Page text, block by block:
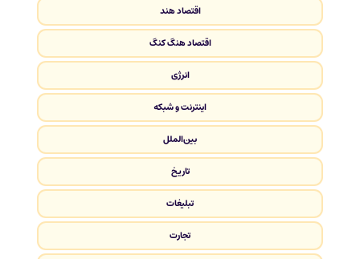
اقتصاد هند
اقتصاد هنگ کنگ
انرژی
اینترنت و شبکه
بین‌الملل
تاریخ
تبلیغات
تجارت